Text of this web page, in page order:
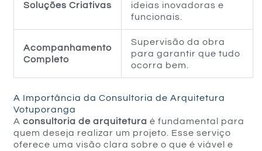
Soluções Criativas
ideias inovadoras e
funcionais.
Acompanhamento
Completo
Supervisão da obra
para garantir que tudo
ocorra bem.
A Importância da Consultoria de Arquitetura
Votuporanga
Aconsultoria de arquitetura é fundamental para
quem deseja realizar um projeto. Esse serviço
oferece uma visão clara sobre o que é viável e